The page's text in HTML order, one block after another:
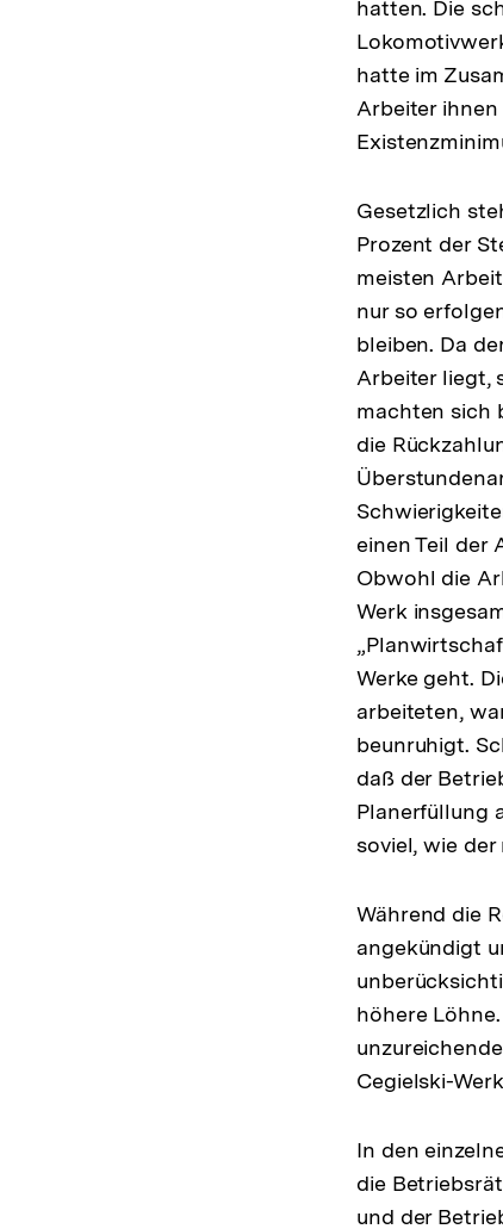
hatten. Die
hatte im
Arbeiter
Gesetzlich
Prozent der
meisten
nur so
bleiben. Da
Arbeiter liegt,
machten sich
die
einen Teil der
Obwohl die
Werk
Werke geht.
arbeiteten,
beunruhigt.
daß der
Planerfüllung
soviel, wie
Während die
angekündigt
höhere
Cegielski-
In den
die
und der